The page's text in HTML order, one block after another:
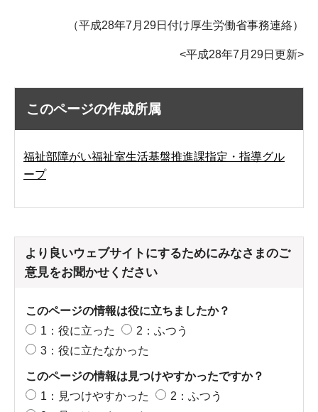
（平成28年7月29日付け厚生労働省事務連絡）
<平成28年7月29日更新>
このページの作成所属
福祉部障がい福祉室生活基盤推進課指定・指導グル
ープ
より良いウェブサイトにするためにみなさまのご
意見をお聞かせください
このページの情報は役に立ちましたか？
1：役に立った
2：ふつう
3：役に立たなかった
このページの情報は見つけやすかったですか？
1：見つけやすかった
2：ふつう